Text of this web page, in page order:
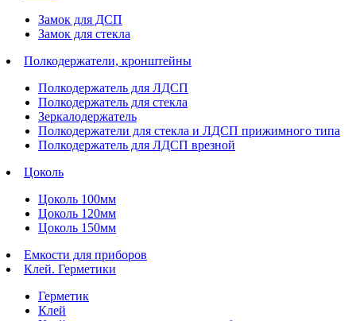
Замок для ДСП
Замок для стекла
Полкодержатели, кронштейны
Полкодержатель для ЛДСП
Полкодержатель для стекла
Зеркалодержатель
Полкодержатели для стекла и ЛДСП прижимного типа
Полкодержатель для ЛДСП врезной
Цоколь
Цоколь 100мм
Цоколь 120мм
Цоколь 150мм
Емкости для приборов
Клей. Герметики
Герметик
Клей